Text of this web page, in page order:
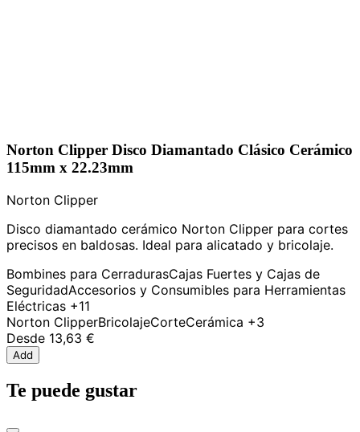
Norton Clipper Disco Diamantado Clásico Cerámico
115mm x 22.23mm
Norton Clipper
Disco diamantado cerámico Norton Clipper para cortes
precisos en baldosas. Ideal para alicatado y bricolaje.
Bombines para CerradurasCajas Fuertes y Cajas de
SeguridadAccesorios y Consumibles para Herramientas
Eléctricas +11
Norton ClipperBricolajeCorteCerámica +3
Desde 13,63 €
Add
Te puede gustar